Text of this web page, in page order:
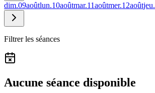
dim.09aoûtlun.10aoûtmar.11aoûtmer.12aoûtjeu.
Filtrer les séances
Aucune séance disponible